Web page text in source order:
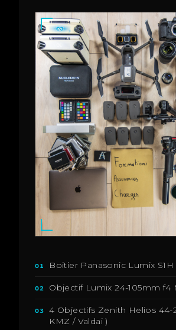
01 Boitier Panasonic Lumix S1H
02 Objectif Lumix 24-105mm f4
03
4 Objectifs Zenith Helios 44-
KMZ / Valdai )